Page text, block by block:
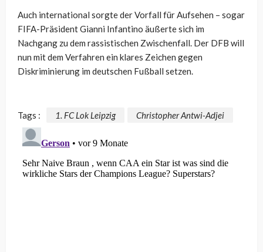
Auch international sorgte der Vorfall für Aufsehen – sogar
FIFA-Präsident Gianni Infantino äußerte sich im
Nachgang zu dem rassistischen Zwischenfall. Der DFB will
nun mit dem Verfahren ein klares Zeichen gegen
Diskriminierung im deutschen Fußball setzen.
Tags : 1. FC Lok Leipzig Christopher Antwi-Adjei